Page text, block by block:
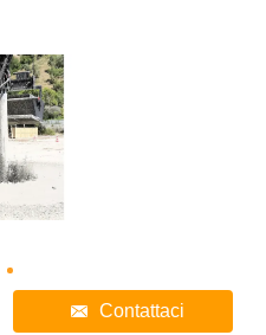
Contattaci